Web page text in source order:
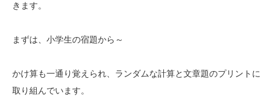
きます。
まずは、小学生の宿題から～
かけ算も一通り覚えられ、ランダムな計算と文章題のプリントに
取り組んでいます。